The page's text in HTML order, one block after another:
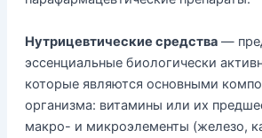
Нутрицевтические средства—
эссенциальные биологически
которые являются основными
организма: витамины или их
макро- и микроэлементы (железо,